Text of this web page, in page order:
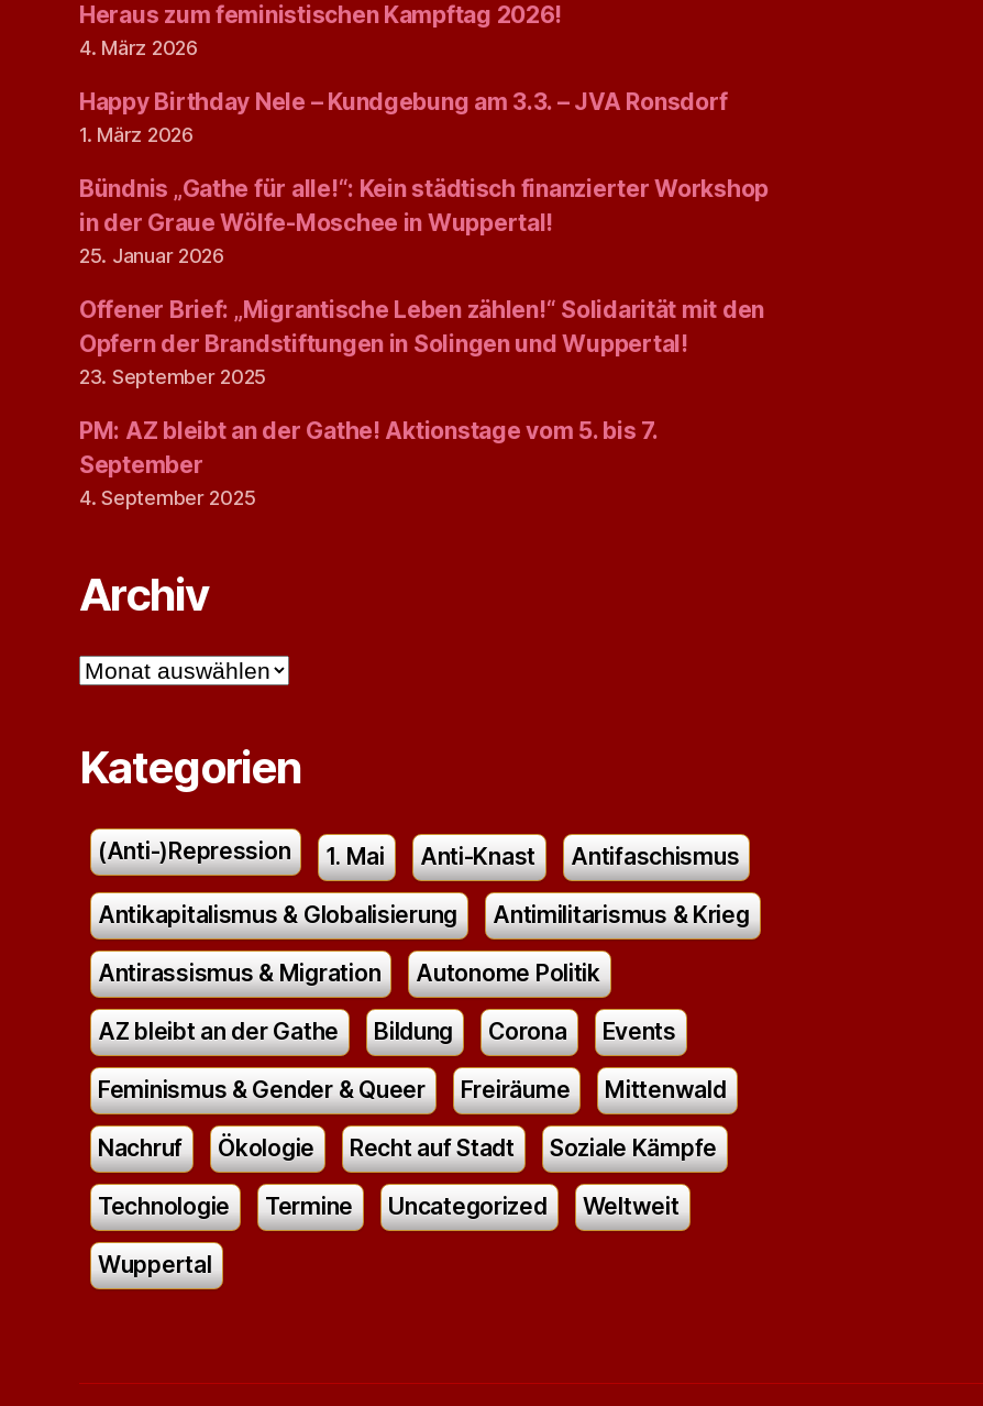
Heraus zum feministischen Kampftag 2026!
4. März 2026
Happy Birthday Nele – Kundgebung am 3.3. – JVA Ronsdorf
1. März 2026
Bündnis „Gathe für alle!“: Kein städtisch finanzierter Workshop
in der Graue Wölfe-Moschee in Wuppertal!
25. Januar 2026
Offener Brief: „Migrantische Leben zählen!“ Solidarität mit den
Opfern der Brandstiftungen in Solingen und Wuppertal!
23. September 2025
PM: AZ bleibt an der Gathe! Aktionstage vom 5. bis 7.
September
4. September 2025
Archiv
Archiv
Kategorien
(Anti-)Repression 1. Mai Anti-Knast Antifaschismus
Antikapitalismus & Globalisierung Antimilitarismus & Krieg
Antirassismus & Migration Autonome Politik
AZ bleibt an der Gathe Bildung Corona Events
Feminismus & Gender & Queer Freiräume Mittenwald
Nachruf Ökologie Recht auf Stadt Soziale Kämpfe
Technologie Termine Uncategorized Weltweit
Wuppertal